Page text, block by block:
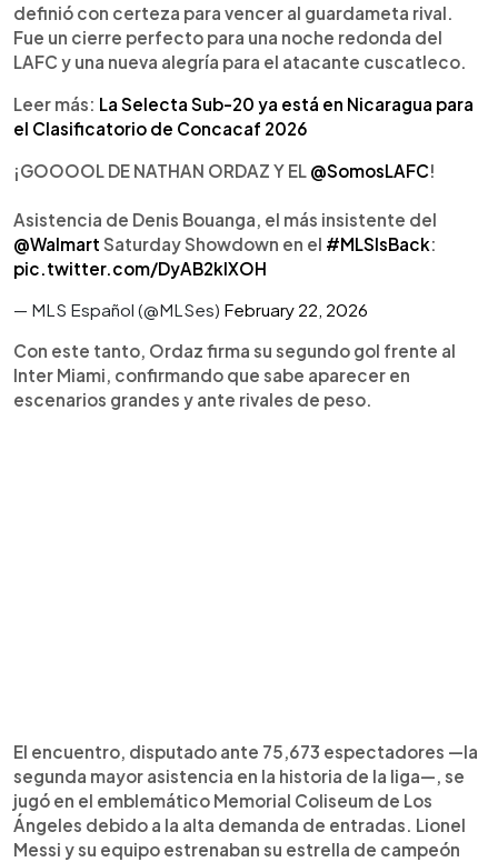
definió con certeza para vencer al guardameta rival.
Fue un cierre perfecto para una noche redonda del
LAFC y una nueva alegría para el atacante cuscatleco.
Leer más: La Selecta Sub-20 ya está en Nicaragua para
el Clasificatorio de Concacaf 2026
¡GOOOOL DE NATHAN ORDAZ Y EL @SomosLAFC!
Asistencia de Denis Bouanga, el más insistente del
@Walmart Saturday Showdown en el #MLSIsBack:
pic.twitter.com/DyAB2klXOH
— MLS Español (@MLSes) February 22, 2026
Con este tanto, Ordaz firma su segundo gol frente al
Inter Miami, confirmando que sabe aparecer en
escenarios grandes y ante rivales de peso.
El encuentro, disputado ante 75,673 espectadores —la
segunda mayor asistencia en la historia de la liga—, se
jugó en el emblemático Memorial Coliseum de Los
Ángeles debido a la alta demanda de entradas. Lionel
Messi y su equipo estrenaban su estrella de campeón